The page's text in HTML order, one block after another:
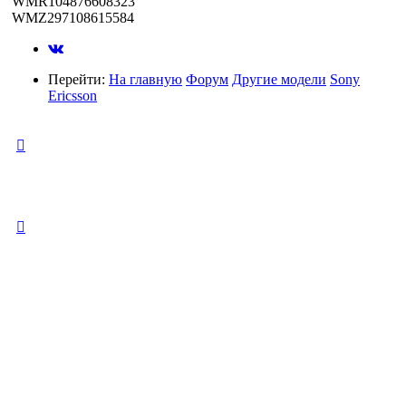
WMZ297108615584
Перейти: На главную Форум Другие модели Sony
Ericsson